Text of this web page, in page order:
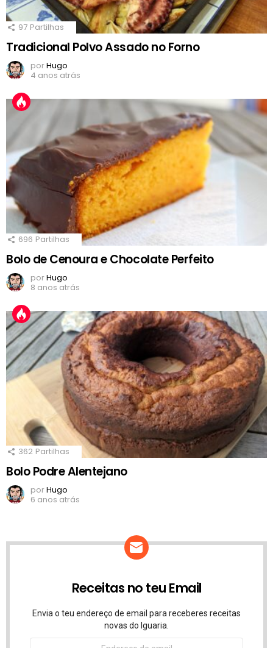
97 Partilhas
Tradicional Polvo Assado no Forno
porHugo
4 anos atrás
696 Partilhas
Bolo de Cenoura e Chocolate Perfeito
porHugo
8 anos atrás
362 Partilhas
Bolo Podre Alentejano
porHugo
6 anos atrás
Receitas no teu Email
Envia o teu endereço de email para receberes receitas
novas do Iguaria.
Endereço